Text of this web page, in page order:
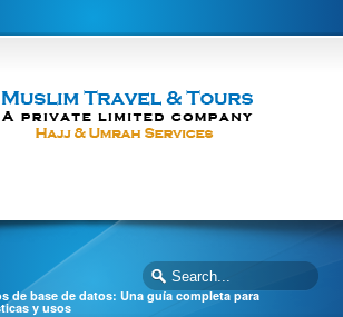
de base de datos: Una guía completa para
y usos